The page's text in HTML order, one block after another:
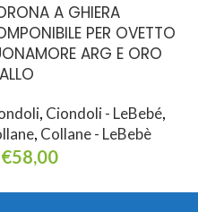
A GHIERA
PER OVETTO
ARG E ORO
, Ciondoli - LeBebé,
, Collane - LeBebè
€58,00